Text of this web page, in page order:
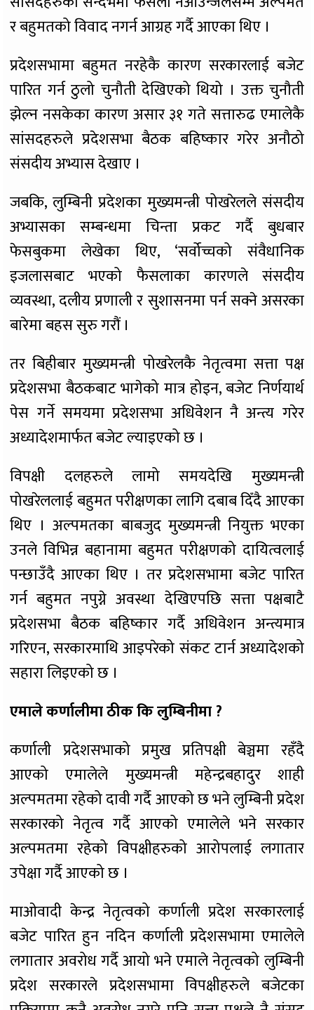
र बहुमतको विवाद नगर्न आग्रह गर्दै आएका थिए ।
प्रदेशसभामा बहुमत नरहेकै कारण सरकारलाई बजेट
पारित गर्न ठुलो चुनौती देखिएको थियो । उक्त चुनौती
झेल्न नसकेका कारण असार ३१ गते सत्तारुढ एमालेकै
सांसदहरुले प्रदेशसभा बैठक बहिष्कार गरेर अनौठो
संसदीय अभ्यास देखाए ।
जबकि, लुम्बिनी प्रदेशका मुख्यमन्त्री पोखरेलले संसदीय
अभ्यासका सम्बन्धमा चिन्ता प्रकट गर्दै बुधबार
फेसबुकमा लेखेका थिए, ‘सर्वोच्चको संवैधानिक
इजलासबाट भएको फैसलाका कारणले संसदीय
व्यवस्था, दलीय प्रणाली र सुशासनमा पर्न सक्ने असरका
बारेमा बहस सुरु गरौं ।
तर बिहीबार मुख्यमन्त्री पोखरेलकै नेतृत्वमा सत्ता पक्ष
प्रदेशसभा बैठकबाट भागेको मात्र होइन, बजेट निर्णयार्थ
पेस गर्ने समयमा प्रदेशसभा अधिवेशन नै अन्त्य गरेर
अध्यादेशमार्फत बजेट ल्याइएको छ ।
विपक्षी दलहरुले लामो समयदेखि मुख्यमन्त्री
पोखरेललाई बहुमत परीक्षणका लागि दबाब दिँदै आएका
थिए । अल्पमतका बाबजुद मुख्यमन्त्री नियुक्त भएका
उनले विभिन्न बहानामा बहुमत परीक्षणको दायित्वलाई
पन्छाउँदै आएका थिए । तर प्रदेशसभामा बजेट पारित
गर्न बहुमत नपुग्ने अवस्था देखिएपछि सत्ता पक्षबाटै
प्रदेशसभा बैठक बहिष्कार गर्दै अधिवेशन अन्त्यमात्र
गरिएन, सरकारमाथि आइपरेको संकट टार्न अध्यादेशको
सहारा लिइएको छ ।
एमाले कर्णालीमा ठीक कि लुम्बिनीमा ?
कर्णाली प्रदेशसभाको प्रमुख प्रतिपक्षी बेञ्चमा रहँदै
आएको एमालेले मुख्यमन्त्री महेन्द्रबहादुर शाही
अल्पमतमा रहेको दावी गर्दै आएको छ भने लुम्बिनी प्रदेश
सरकारको नेतृत्व गर्दै आएको एमालेले भने सरकार
अल्पमतमा रहेको विपक्षीहरुको आरोपलाई लगातार
उपेक्षा गर्दै आएको छ ।
माओवादी केन्द्र नेतृत्वको कर्णाली प्रदेश सरकारलाई
बजेट पारित हुन नदिन कर्णाली प्रदेशसभामा एमालेले
लगातार अवरोध गर्दै आयो भने एमाले नेतृत्वको लुम्बिनी
प्रदेश सरकारले प्रदेशसभामा विपक्षीहरुले बजेटका